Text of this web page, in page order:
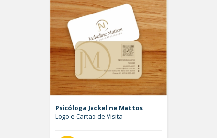
Psicóloga Jackeline Mattos
Logo e Cartao de Visita